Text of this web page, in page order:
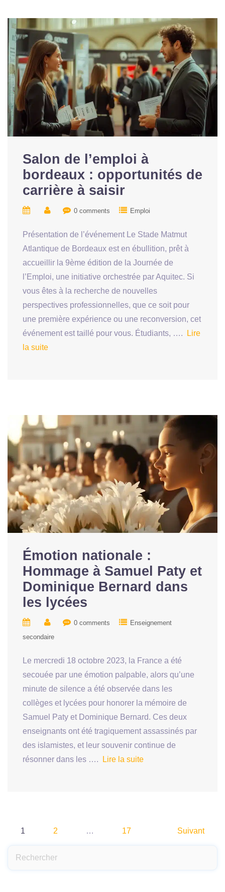
Salon de l’emploi à
bordeaux : opportunités de
carrière à saisir
0 comments Emploi
Présentation de l’événement Le Stade Matmut
Atlantique de Bordeaux est en ébullition, prêt à
accueillir la 9ème édition de la Journée de
l’Emploi, une initiative orchestrée par Aquitec. Si
vous êtes à la recherche de nouvelles
perspectives professionnelles, que ce soit pour
une première expérience ou une reconversion, cet
événement est taillé pour vous. Étudiants, ….
Lire
la suite
Émotion nationale :
Hommage à Samuel Paty et
Dominique Bernard dans
les lycées
0 comments
Enseignement
secondaire
Le mercredi 18 octobre 2023, la France a été
secouée par une émotion palpable, alors qu’une
minute de silence a été observée dans les
collèges et lycées pour honorer la mémoire de
Samuel Paty et Dominique Bernard. Ces deux
enseignants ont été tragiquement assassinés par
des islamistes, et leur souvenir continue de
résonner dans les ….
Lire la suite
Pagination
des
publications
1 2 … 17 Suivant